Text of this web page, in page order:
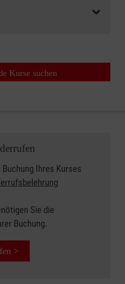
Kurse suchen
Ihres Kurses
Sie die
Buchung.
>